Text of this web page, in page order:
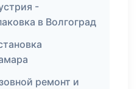
-
в Волгоград
ремонт и